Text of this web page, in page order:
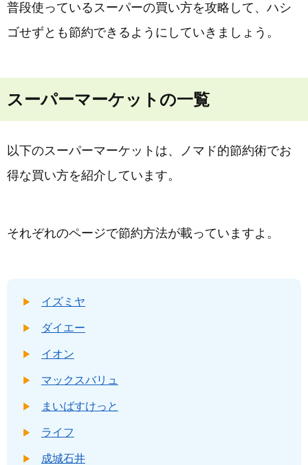
普段使っているスーパーの買い方を攻略して、ハシ
ゴせずとも節約できるようにしていきましょう。
スーパーマーケットの一覧
以下のスーパーマーケットは、ノマド的節約術でお
得な買い方を紹介しています。
それぞれのページで節約方法が載っていますよ。
イズミヤ
ダイエー
イオン
マックスバリュ
まいばすけっと
ライフ
成城石井